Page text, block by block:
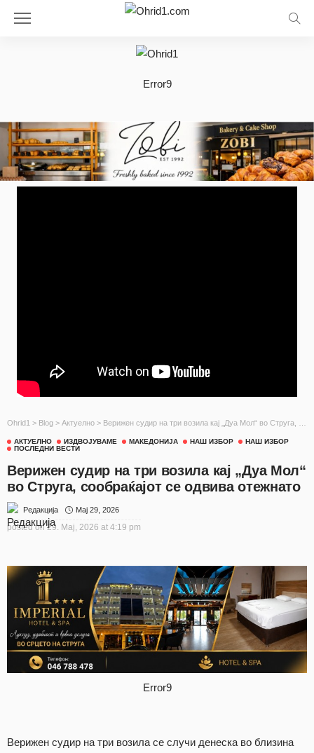
Error9
Ohrid1 > Blog > Актуелно > Верижен судир на три возила кај „Дуа Мол“ во Струга, сообраќајот се одвива отежнато
АКТУЕЛНО ИЗДВОЈУВАМЕ МАКЕДОНИЈА НАШ ИЗБОР
НАШ ИЗБОР
ПОСЛЕДНИ ВЕСТИ
Верижен судир на три возила кај „Дуа Мол“
во Струга, сообраќајот се одвива отежнато
Редакција Мај 29, 2026
posted on 29. Мај, 2026 at 4:19 pm
Error9
Верижен судир на три возила се случи денеска во близина